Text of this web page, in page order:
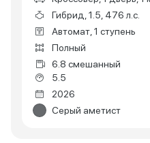
Гибрид, 1.5, 476 л.с.
Автомат, 1 ступень
Полный
6.8 смешанный
5.5
2026
Серый аметист